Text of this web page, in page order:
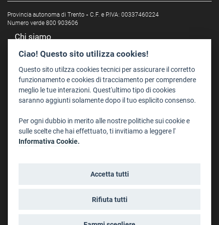
Provincia autonoma di Trento - C.F. e P.IVA: 00337460224
Numero verde 800 903606
Chi siamo
Redazione
Staff
Format - Centro Audiovisivi
Trentino Film Commission
Dove Siamo
Struttura di riferimento
Ciao! Questo sito utilizza cookies!
Questo sito utilzza cookies tecnici per assicurare il corretto
funzionamento e cookies di tracciamento per comprendere
meglio le tue interazioni. Quest'ultimo tipo di cookies
saranno aggiunti solamente dopo il tuo esplicito consenso.
Per ogni dubbio in merito alle nostre politiche sui cookie e
sulle scelte che hai effettuato, ti invitiamo a leggere l'
Informativa Cookie.
Accetta tutti
Rifiuta tutti